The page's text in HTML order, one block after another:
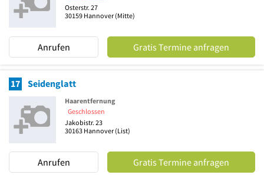
Osterstr. 27
30159 Hannover(Mitte)
Anrufen Gratis Termine anfragen
17 Seidenglatt
Haarentfernung
Geschlossen
Jakobistr. 23
30163 Hannover(List)
Anrufen Gratis Termine anfragen